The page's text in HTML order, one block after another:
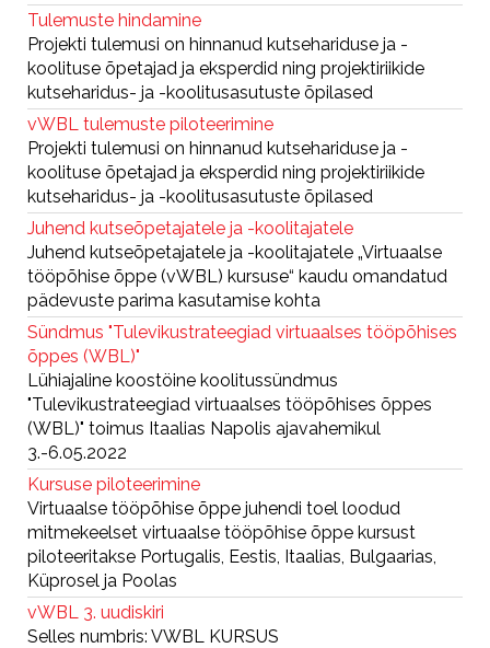
Tulemuste hindamine
Projekti tulemusi on hinnanud kutsehariduse ja -
koolituse õpetajad ja eksperdid ning projektiriikide
kutseharidus- ja -koolitusasutuste õpilased
vWBL tulemuste piloteerimine
Projekti tulemusi on hinnanud kutsehariduse ja -
koolituse õpetajad ja eksperdid ning projektiriikide
kutseharidus- ja -koolitusasutuste õpilased
Juhend kutseõpetajatele ja -koolitajatele
Juhend kutseõpetajatele ja -koolitajatele „Virtuaalse
tööpõhise õppe (vWBL) kursuse“ kaudu omandatud
pädevuste parima kasutamise kohta
Sündmus "Tulevikustrateegiad virtuaalses tööpõhises
õppes (WBL)"
Lühiajaline koostöine koolitussündmus
"Tulevikustrateegiad virtuaalses tööpõhises õppes
(WBL)" toimus Itaalias Napolis ajavahemikul
3.-6.05.2022
Kursuse piloteerimine
Virtuaalse tööpõhise õppe juhendi toel loodud
mitmekeelset virtuaalse tööpõhise õppe kursust
piloteeritakse Portugalis, Eestis, Itaalias, Bulgaarias,
Küprosel ja Poolas
vWBL 3. uudiskiri
Selles numbris: VWBL KURSUS